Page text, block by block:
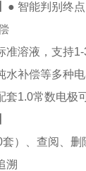
● 智能判别终
准溶液， 支持1-
水补偿等多种
套1.0常数电极
）、查阅、删
溯